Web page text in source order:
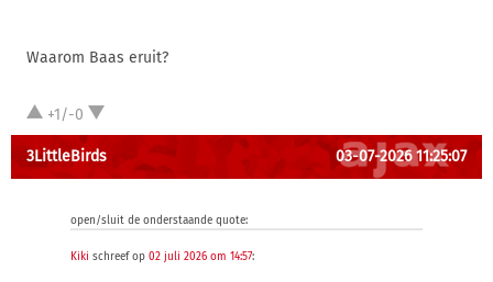
Waarom Baas eruit?
+1/-0
3LittleBirds 03-07-2026 11:25:07
open/sluit de onderstaande quote:
Kiki schreef op 02 juli 2026 om 14:57: